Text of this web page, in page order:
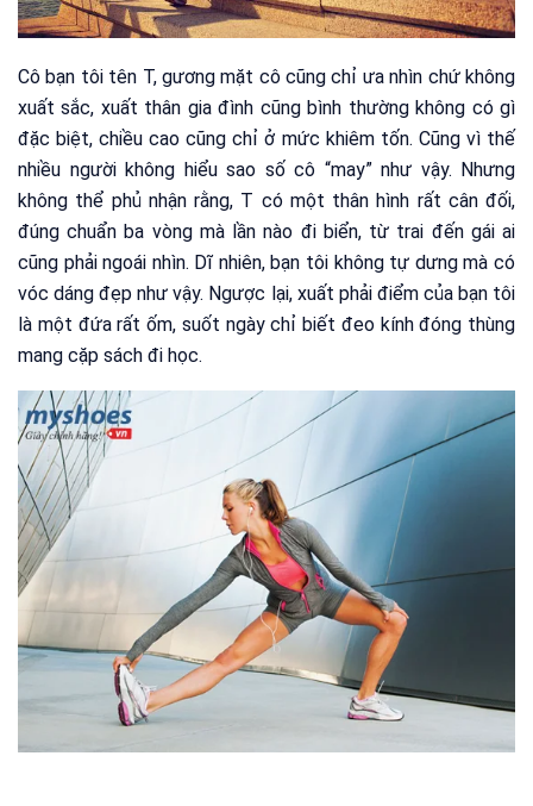
Cô bạn tôi tên T, gương mặt cô cũng chỉ ưa nhìn chứ không
xuất sắc, xuất thân gia đình cũng bình thường không có gì
đặc biệt, chiều cao cũng chỉ ở mức khiêm tốn. Cũng vì thế
nhiều người không hiểu sao số cô “may” như vậy. Nhưng
không thể phủ nhận rằng, T có một thân hình rất cân đối,
đúng chuẩn ba vòng mà lần nào đi biển, từ trai đến gái ai
cũng phải ngoái nhìn. Dĩ nhiên, bạn tôi không tự dưng mà có
vóc dáng đẹp như vậy. Ngược lại, xuất phải điểm của bạn tôi
là một đứa rất ốm, suốt ngày chỉ biết đeo kính đóng thùng
mang cặp sách đi học.